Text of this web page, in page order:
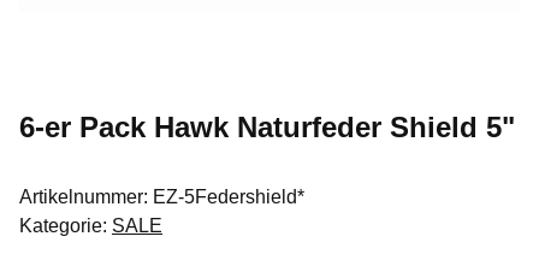
6-er Pack Hawk Naturfeder Shield 5"
Artikelnummer: EZ-5Federshield*
Kategorie: SALE